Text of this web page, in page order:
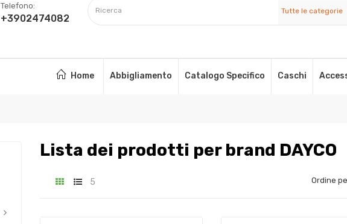
Telefono:
+3902474082
Tutte le categorie
Home Abbigliamento Catalogo Specifico Caschi
Lista dei prodotti per brand DAYCO
5 Ordine